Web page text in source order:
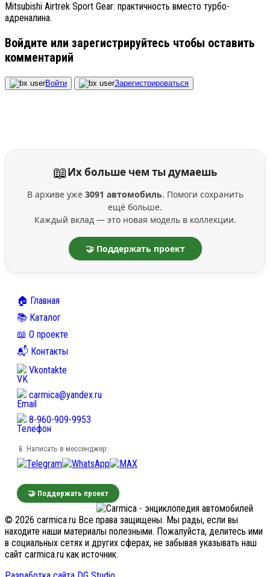
Mitsubishi Airtrek Sport Gear: практичность вместо турбо-
адреналина.
Войдите или зарегистрируйтесь чтобы оставить
комментарий
Войти Зарегистрироваться
📖Их больше чем ты думаешь
В архиве уже 3091 автомобиль. Помоги сохранить
ещё больше.
Каждый вклад — это новая модель в коллекции.
🤝 Поддержать проект
🏠 Главная
📚 Каталог
📖 О проекте
📬 Контакты
Vkontakte
carmica@yandex.ru
8-960-909-9953
📱 Написать в мессенджер:
🤝 Поддержать проект
© 2026 carmica.ru Все права защищены. Мы рады, если вы
находите наши материалы полезными. Пожалуйста, делитесь ими
в социальных сетях и других сферах, не забывая указывать наш
сайт carmica.ru как источник.